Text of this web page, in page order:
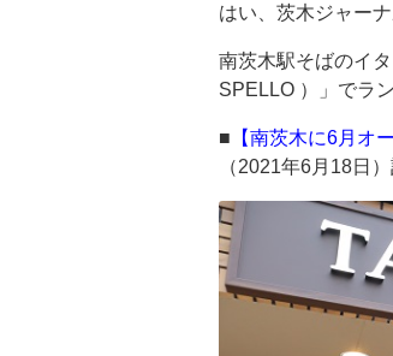
はい、茨木ジャーナ
南茨木駅そばのイ
SPELLO ）」でラ
■ 【南茨木に6月オ
（2021年6月18日）